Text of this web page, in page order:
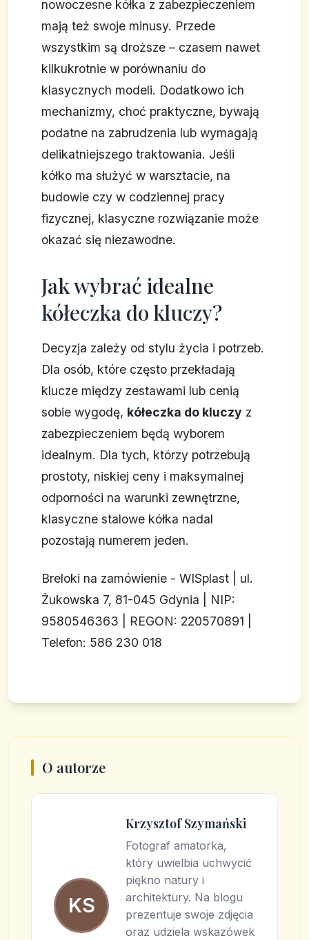
nowoczesne kółka z zabezpieczeniem
mają też swoje minusy. Przede
wszystkim są droższe – czasem nawet
kilkukrotnie w porównaniu do
klasycznych modeli. Dodatkowo ich
mechanizmy, choć praktyczne, bywają
podatne na zabrudzenia lub wymagają
delikatniejszego traktowania. Jeśli
kółko ma służyć w warsztacie, na
budowie czy w codziennej pracy
fizycznej, klasyczne rozwiązanie może
okazać się niezawodne.
Jak wybrać idealne
kółeczka do kluczy?
Decyzja zależy od stylu życia i potrzeb.
Dla osób, które często przekładają
klucze między zestawami lub cenią
sobie wygodę, kółeczka do kluczy z
zabezpieczeniem będą wyborem
idealnym. Dla tych, którzy potrzebują
prostoty, niskiej ceny i maksymalnej
odporności na warunki zewnętrzne,
klasyczne stalowe kółka nadal
pozostają numerem jeden.
Breloki na zamówienie - WISplast | ul.
Żukowska 7, 81-045 Gdynia | NIP:
9580546363 | REGON: 220570891 |
Telefon: 586 230 018
O autorze
KS
Krzysztof Szymański
Fotograf amatorka,
który uwielbia uchwycić
piękno natury i
architektury. Na blogu
prezentuje swoje zdjęcia
oraz udziela wskazówek